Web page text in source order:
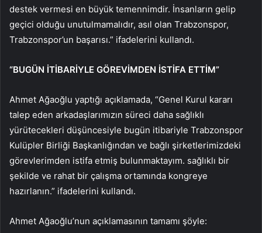
destek vermesi en büyük temennimdir. İnsanların gelip
geçici olduğu unutulmamalıdır, asıl olan Trabzonspor,
Trabzonspor’un başarısı.” ifadelerini kullandı.
“BUGÜN İTİBARİYLE GÖREVİMDEN İSTİFA ETTİM”
Ahmet Ağaoğlu yaptığı açıklamada, “Genel Kurul kararı
talep eden arkadaşlarımızın süreci daha sağlıklı
yürütecekleri düşüncesiyle bugün itibariyle Trabzonspor
Kulüpler Birliği Başkanlığından ve bağlı şirketlerimizdeki
görevlerimden istifa etmiş bulunmaktayım. sağlıklı bir
şekilde ve rahat bir çalışma ortamında kongreye
hazırlanın.” ifadelerini kullandı.
Ahmet Ağaoğlu’nun açıklamasının tamamı şöyle: